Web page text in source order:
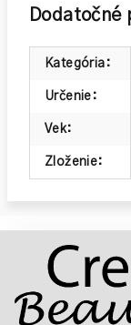
Dodatočné
Kategória :
Určenie :
Vek:
Zloženie: